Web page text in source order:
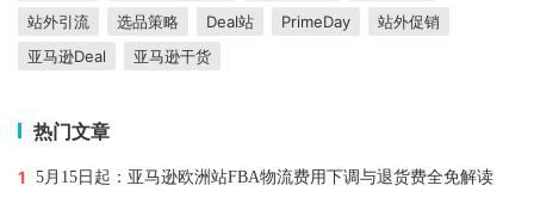
站外引流
选品策略 Deal站 PrimeDay
站外促销
亚马逊Deal
亚马逊干货
热门文章
1 5月15日起：亚马逊欧洲站FBA物流费用下调与退货费全免解读